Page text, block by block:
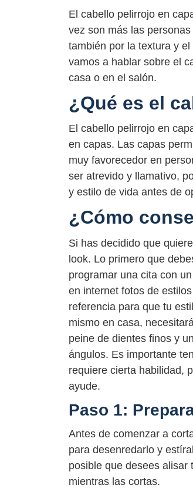
El cabello pelirrojo en
vez son más las
también por la textura y
vamos a hablar sobre el
casa o en el salón.
¿Qué es el
El cabello pelirrojo en
en capas. Las capas
muy favorecedor en
ser atrevido y llamativo,
y estilo de vida antes de
¿Cómo
Si has decidido que
look. Lo primero que
programar una cita con
en internet fotos de
referencia para que tu
mismo en casa,
peine de dientes finos y
ángulos. Es importante
requiere cierta habilidad,
ayude.
Paso 1:
Antes de comenzar a
para desenredarlo y
posible que desees alisar
mientras las cortas.